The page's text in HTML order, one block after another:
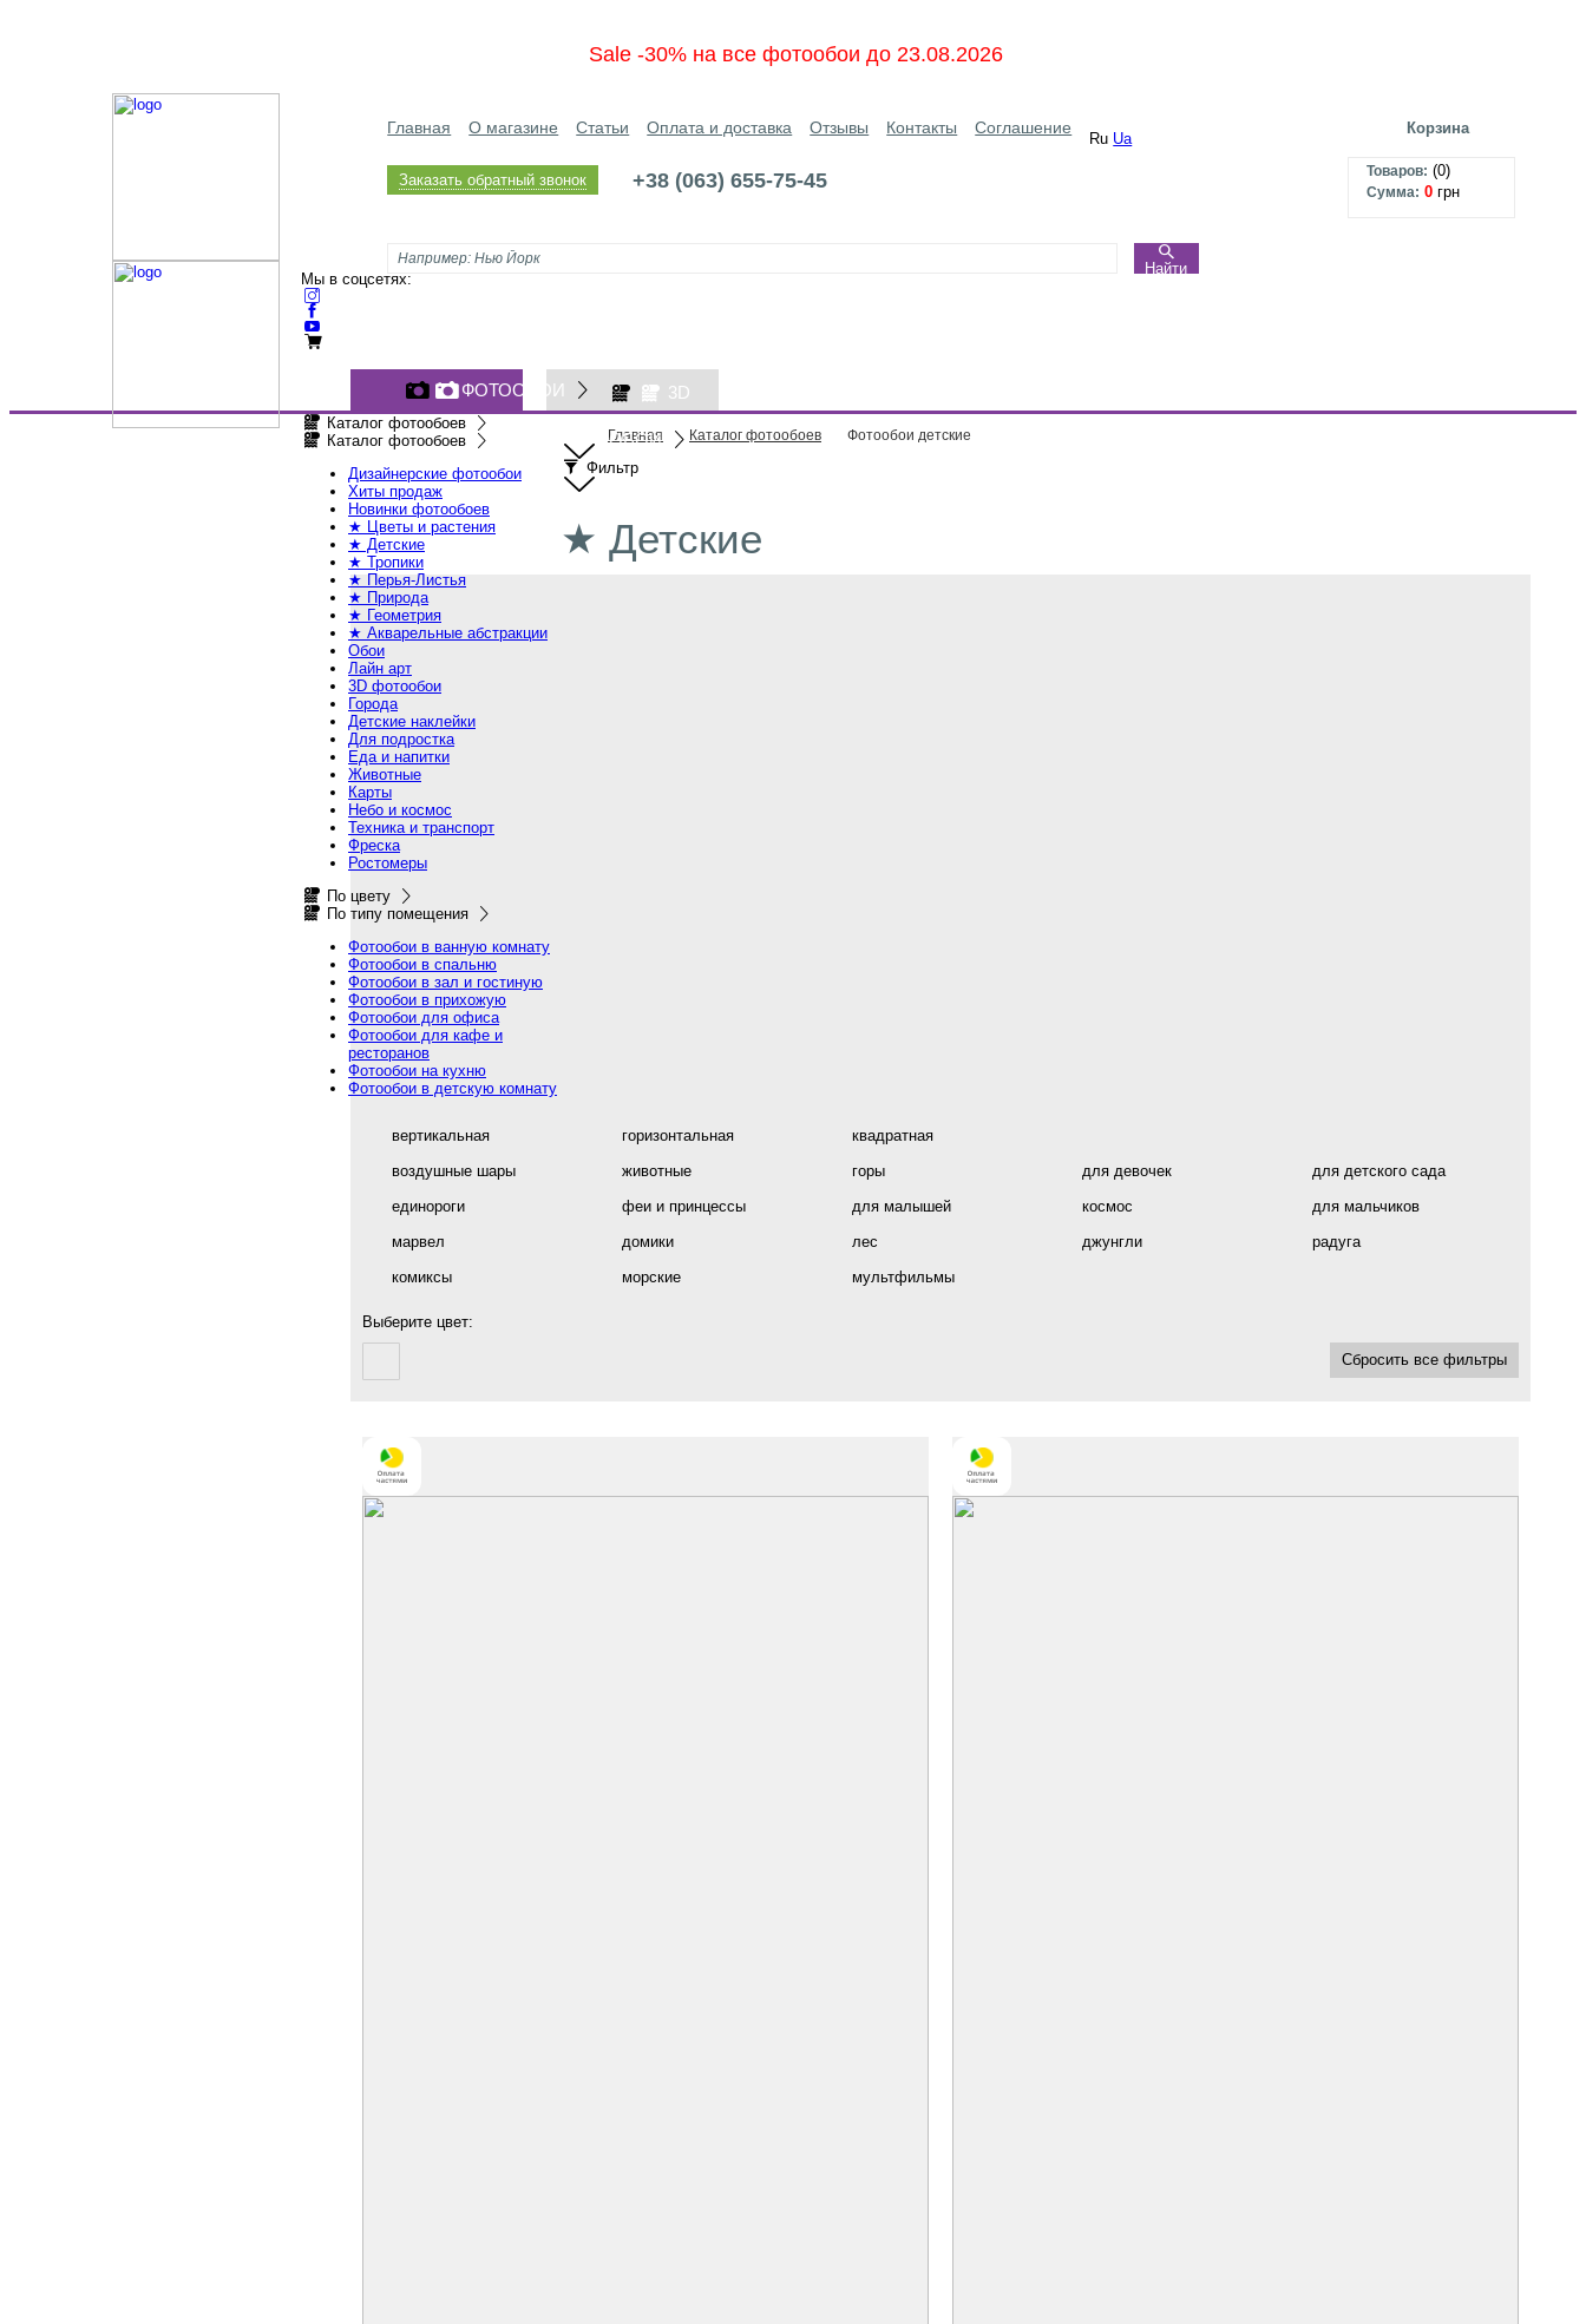
Sale -30% на все фотообои до 23.08.2026
Главная О магазине Статьи Оплата и доставка Отзывы Контакты Соглашение
Ru Ua
Заказать обратный звонок +38 (063) 655-75-45
Найти
Корзина
Товаров: (0)
Сумма: 0 грн
Мы в соцсетях:
ФОТООБОИ 3D
ОБОИ
Каталог фотообоев
Каталог фотообоев
Дизайнерские фотообои
Хиты продаж
Новинки фотообоев
★ Цветы и растения
★ Детские
★ Тропики
★ Перья-Листья
★ Природа
★ Геометрия
★ Акварельные абстракции
Обои
Лайн арт
3D фотообои
Города
Детские наклейки
Для подростка
Еда и напитки
Животные
Карты
Небо и космос
Техника и транспорт
Фреска
Ростомеры
По цвету
По типу помещения
Фотообои в ванную комнату
Фотообои в спальню
Фотообои в зал и гостиную
Фотообои в прихожую
Фотообои для офиса
Фотообои для кафе и
ресторанов
Фотообои на кухню
Фотообои в детскую комнату
Главная Каталог фотообоев Фотообои детские
Фильтр
★ Детские
вертикальная горизонтальная
квадратная
воздушные шары
животные горы для девочек
для детского сада
единороги
феи и принцессы для малышей космос
для мальчиков
марвел
домики лес джунгли
радуга
комиксы
морские мультфильмы
Выберите цвет:
Сбросить все фильтры